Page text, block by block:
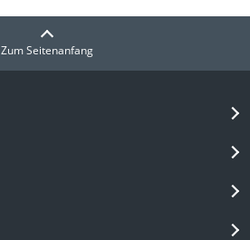
Zum Seitenanfang